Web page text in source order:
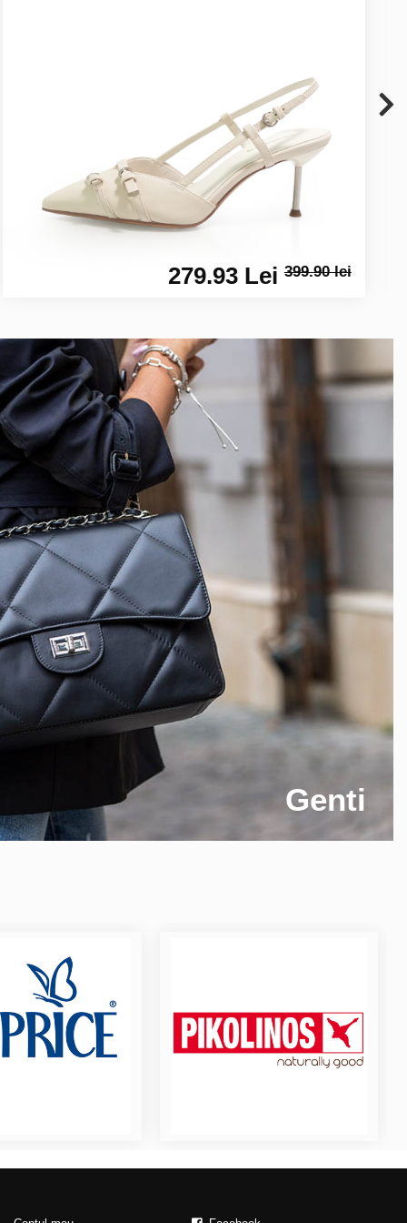
279.93 Lei399.90 lei
Genti